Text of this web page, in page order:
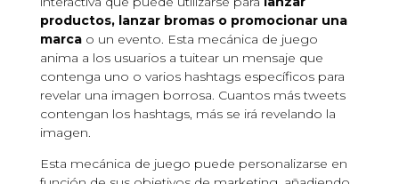
productos, lanzar bromas o promocionar una
marcao un evento. Esta mecánica de juego
anima a los usuarios a tuitear un mensaje que
contenga uno o varios hashtags específicos para
revelar una imagen borrosa. Cuantos más tweets
contengan los hashtags, más se irá revelando la
imagen.
Esta mecánica de juego puede personalizarse en